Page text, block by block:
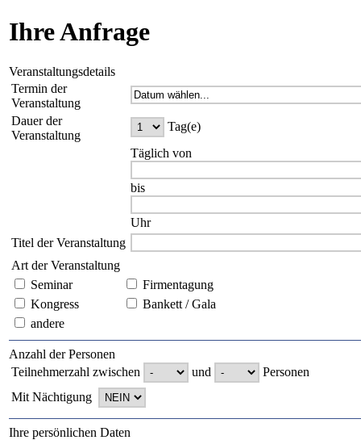
Ihre Anfrage
Veranstaltungsdetails
Termin der
Veranstaltung
Dauer der
Veranstaltung
Tag(e)
Täglich von
bis
Uhr
Titel der Veranstaltung
Art der Veranstaltung
Seminar
Firmentagung
Kongress
Bankett / Gala
andere
Anzahl der Personen
Teilnehmerzahl zwischen
und
Personen
Mit Nächtigung
Ihre persönlichen Daten